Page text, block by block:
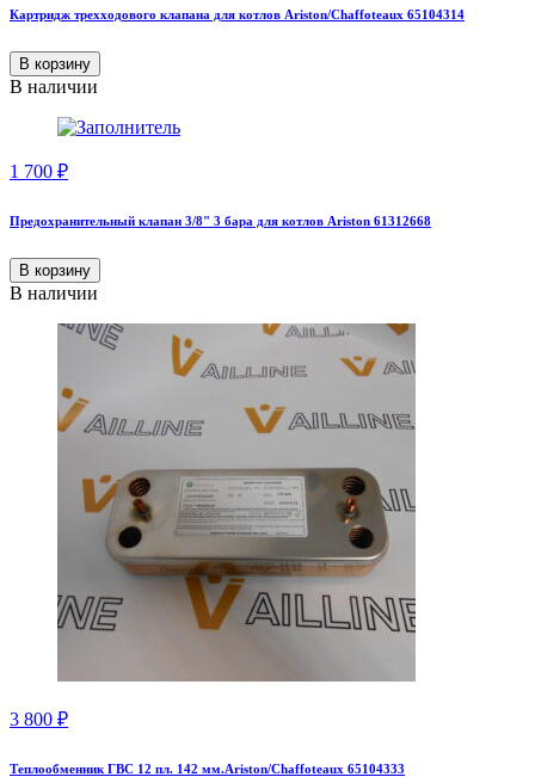
Картридж трехходового клапана для котлов Ariston/Chaffoteaux 65104314
В корзину
В наличии
1 700 ₽
Предохранительный клапан 3/8" 3 бара для котлов Ariston 61312668
В корзину
В наличии
3 800 ₽
Теплообменник ГВС 12 пл. 142 мм.Ariston/Chaffoteaux 65104333